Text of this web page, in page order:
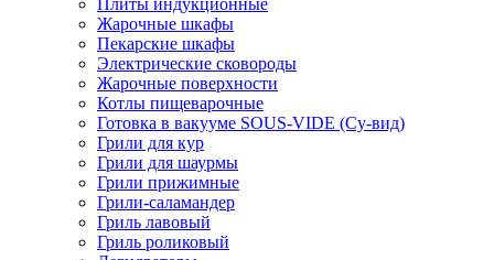
Плиты индукционные
Жарочные шкафы
Пекарские шкафы
Электрические сковороды
Жарочные поверхности
Котлы пищеварочные
Готовка в вакууме SOUS-VIDE (Су-вид)
Грили для кур
Грили для шаурмы
Грили прижимные
Грили-саламандер
Гриль лавовый
Гриль роликовый